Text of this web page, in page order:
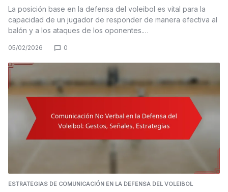
La posición base en la defensa del voleibol es vital para la
capacidad de un jugador de responder de manera efectiva al
balón y a los ataques de los oponentes.…
05/02/2026 0
ESTRATEGIAS DE COMUNICACIÓN EN LA DEFENSA DEL VOLEIBOL